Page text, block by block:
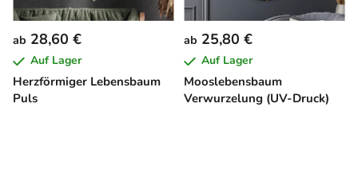
Herzförmiger Lebensbaum
Puls
ab 28,60 €
Auf Lager
Mooslebensbaum
Verwurzelung (UV-Druck)
ab 25,80 €
Auf Lager